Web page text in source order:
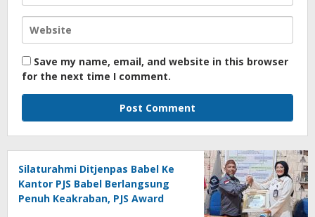
Save my name, email, and website in this browser
for the next time I comment.
Silaturahmi Ditjenpas Babel Ke
Kantor PJS Babel Berlangsung
Penuh Keakraban, PJS Award